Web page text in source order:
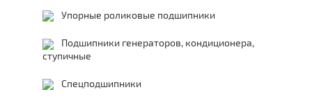
Упорные роликовые подшипники
Подшипники генераторов, кондиционера,
ступичные
Спецподшипники